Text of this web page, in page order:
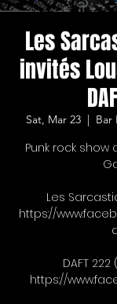
Les
invités
Sat, Mar 23
  |
Bar
Punk rock
Les
https://
DAFT
https://